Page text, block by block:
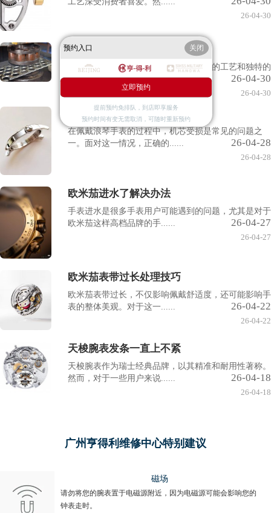
26-04-30
天梭腕表表盘生锈解决办
天梭腕表作为瑞士著名品牌，以其精湛的工艺和独特的
设计深受全球消费者的喜......
26-04-30
26-04-30
浪琴手表机芯受损处理技
在佩戴浪琴手表的过程中，机芯受损是常见的问题之
一。面对这一情况，正确的......
26-04-28
26-04-28
欧米茄进水了解决办法
手表进水是很多手表用户可能遇到的问题，尤其是对于
欧米茄这样高档品牌的手......
26-04-27
26-04-27
欧米茄表带过长处理技巧
欧米茄表带过长，不仅影响佩戴舒适度，还可能影响手
表的整体美观。对于这一......
26-04-22
26-04-22
天梭腕表发条一直上不紧
天梭腕表作为瑞士经典品牌，以其精准和耐用性著称。
然而，对于一些用户来说......
26-04-18
26-04-18
广州亨得利维修中心特别建议
磁场
请勿将您的腕表置于电磁源附近，因为电磁源可能会影响您的
钟表走时。
预约入口 关闭
立即预约
提前预约免排队，到店即享服务
预约时间有变无需取消，可随时重新预约